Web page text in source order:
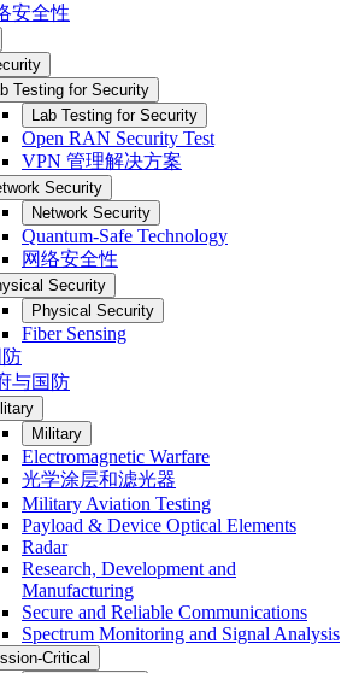
安全性
Testing for Security
Lab Testing for Security
Open RAN Security Test
VPN 管理解决方案
Security
Network Security
Quantum-Safe Technology
网络安全性
Security
Physical Security
Fiber Sensing
与国防
Military
Electromagnetic Warfare
光学涂层和滤光器
Military Aviation Testing
Payload & Device Optical Elements
Radar
Research, Development and
Manufacturing
Secure and Reliable Communications
Spectrum Monitoring and Signal Analysis
Critical